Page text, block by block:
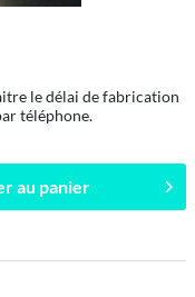
le délai de fabrication
téléphone.
au panier